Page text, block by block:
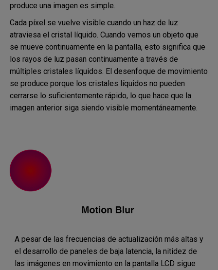
produce una imagen es simple.
Cada píxel se vuelve visible cuando un haz de luz
atraviesa el cristal líquido. Cuando vemos un objeto que
se mueve continuamente en la pantalla, esto significa que
los rayos de luz pasan continuamente a través de
múltiples cristales líquidos. El desenfoque de movimiento
se produce porque los cristales líquidos no pueden
cerrarse lo suficientemente rápido, lo que hace que la
imagen anterior siga siendo visible momentáneamente.
A pesar de las frecuencias de actualización más altas y
el desarrollo de paneles de baja latencia, la nitidez de
las imágenes en movimiento en la pantalla LCD sigue